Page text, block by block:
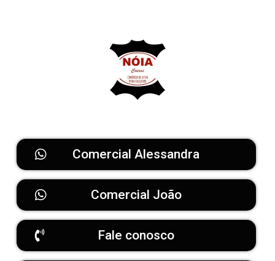
Comercial Alessandra
Comercial João
Fale conosco